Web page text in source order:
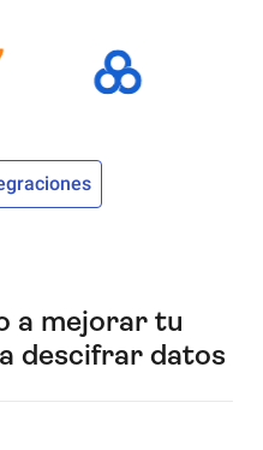
a mejorar tu
descifrar datos